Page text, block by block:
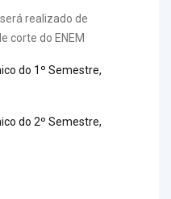
realizado de
corte do ENEM
do 1º Semestre,
do 2º Semestre,